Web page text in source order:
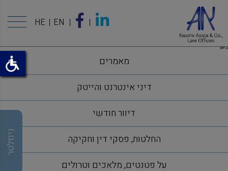
HE EN
מאמרים
דיני אינטרנט והייטק
דיוור חודשי
החלטות, פסקי דין וחקיקה
על פטנטים, מלאכים וטרולים
ניוזלטר